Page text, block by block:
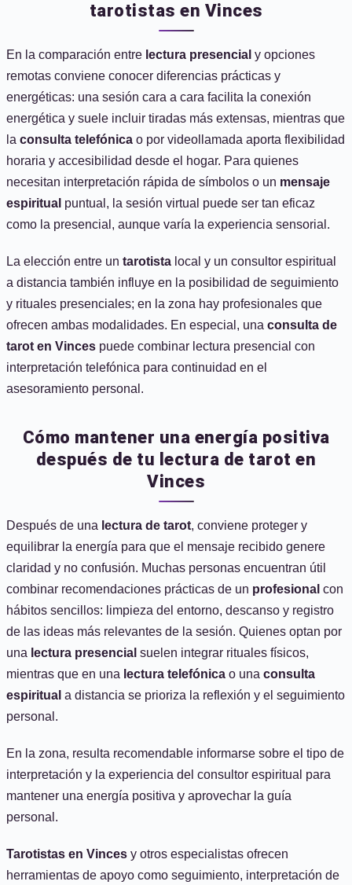
tarotistas en Vinces
En la comparación entre lectura presencial y opciones
remotas conviene conocer diferencias prácticas y
energéticas: una sesión cara a cara facilita la conexión
energética y suele incluir tiradas más extensas, mientras que
la consulta telefónica o por videollamada aporta flexibilidad
horaria y accesibilidad desde el hogar. Para quienes
necesitan interpretación rápida de símbolos o un mensaje
espiritual puntual, la sesión virtual puede ser tan eficaz
como la presencial, aunque varía la experiencia sensorial.
La elección entre un tarotista local y un consultor espiritual
a distancia también influye en la posibilidad de seguimiento
y rituales presenciales; en la zona hay profesionales que
ofrecen ambas modalidades. En especial, una consulta de
tarot en Vinces puede combinar lectura presencial con
interpretación telefónica para continuidad en el
asesoramiento personal.
Cómo mantener una energía positiva
después de tu lectura de tarot en
Vinces
Después de una lectura de tarot, conviene proteger y
equilibrar la energía para que el mensaje recibido genere
claridad y no confusión. Muchas personas encuentran útil
combinar recomendaciones prácticas de un profesional con
hábitos sencillos: limpieza del entorno, descanso y registro
de las ideas más relevantes de la sesión. Quienes optan por
una lectura presencial suelen integrar rituales físicos,
mientras que en una lectura telefónica o una consulta
espiritual a distancia se prioriza la reflexión y el seguimiento
personal.
En la zona, resulta recomendable informarse sobre el tipo de
interpretación y la experiencia del consultor espiritual para
mantener una energía positiva y aprovechar la guía
personal.
Tarotistas en Vinces y otros especialistas ofrecen
herramientas de apoyo como seguimiento, interpretación de